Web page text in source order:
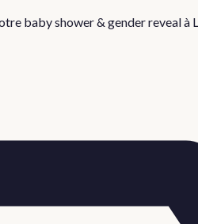
baby shower & gender revealà